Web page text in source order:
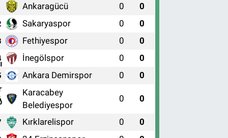
Ankaragücü 0 0
Sakaryaspor 0 0
Fethiyespor 0 0
İnegölspor 0 0
Ankara Demirspor 0 0
Karacabey
Belediyespor
0 0
Kırklarelispor 0 0